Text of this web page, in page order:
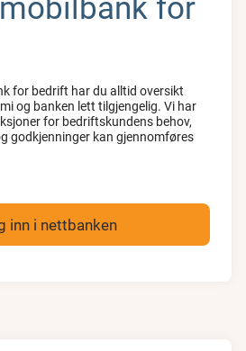
for bedrift har du alltid oversikt
og banken lett tilgjengelig. Vi har
for bedriftskundens behov,
godkjenninger kan gjennomføres
inn i nettbanken